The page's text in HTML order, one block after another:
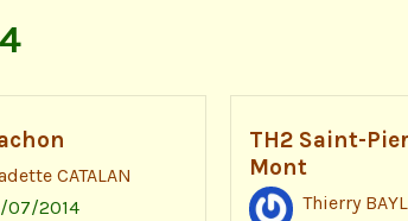
CATALAN
07/2014
TH2 Saint-
Mont
Thierry